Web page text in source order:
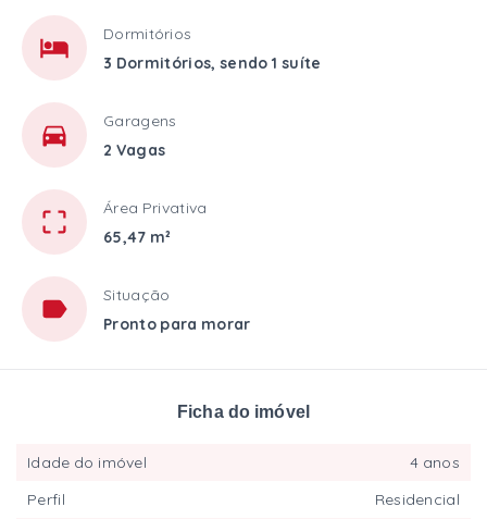
Dormitórios
3 Dormitórios, sendo 1 suíte
Garagens
2 Vagas
Área Privativa
65,47 m²
Situação
Pronto para morar
Ficha do imóvel
Idade do imóvel
4 anos
Perfil
Residencial